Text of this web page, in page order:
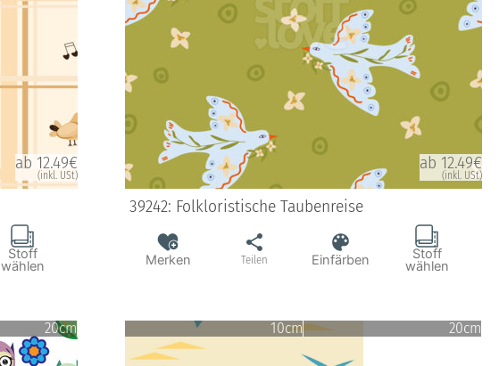
ab 12.49€
(inkl. USt)
Stoff
wählen
ab 12.49€
(inkl. USt)
39242: Folkloristische Taubenreise
Merken Teilen Einfärben Stoff
wählen
20cm 10cm 20cm